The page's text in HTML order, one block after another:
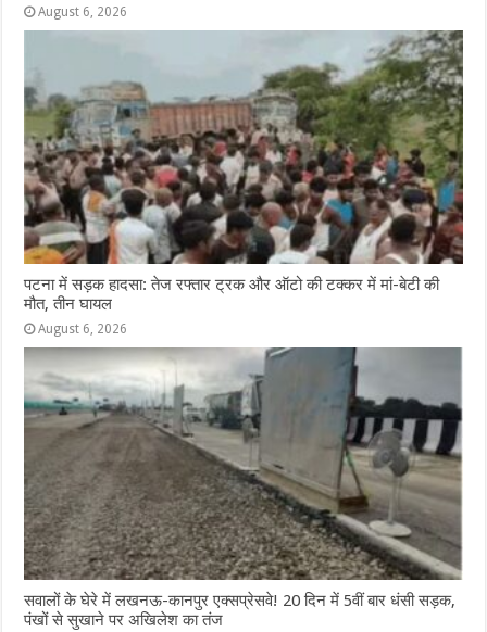
August 6, 2026
पटना में सड़क हादसा: तेज रफ्तार ट्रक और ऑटो की टक्कर में मां-बेटी की
मौत, तीन घायल
August 6, 2026
सवालों के घेरे में लखनऊ-कानपुर एक्सप्रेसवे! 20 दिन में 5वीं बार धंसी सड़क,
पंखों से सुखाने पर अखिलेश का तंज